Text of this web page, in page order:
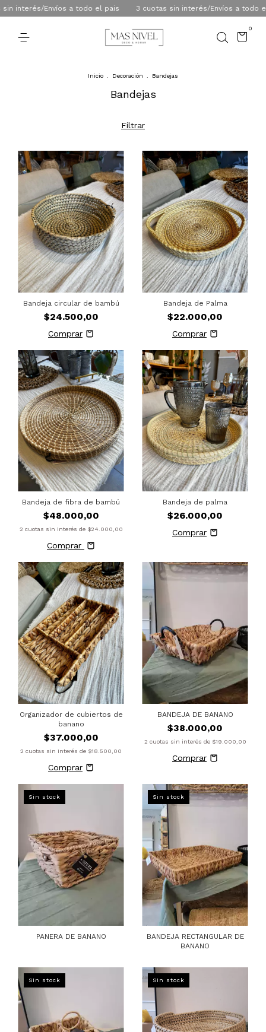
Envíos a todo el pais 3 cuotas sin interés/Envíos a todo el
0
Inicio Decoración Bandejas
Bandejas
Filtrar
Bandeja circular de bambú
$24.500,00
Bandeja de Palma
$22.000,00
Bandeja de fibra de bambú
$48.000,00
2 cuotas sin interés de $24.000,00
Comprar
Bandeja de palma
$26.000,00
Organizador de cubiertos de
banano
$37.000,00
2 cuotas sin interés de $18.500,00
BANDEJA DE BANANO
$38.000,00
2 cuotas sin interés de $19.000,00
Sin stock
PANERA DE BANANO
Sin stock
BANDEJA RECTANGULAR DE
BANANO
Sin stock Sin stock